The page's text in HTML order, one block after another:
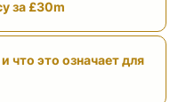
за £30m
что это означает для